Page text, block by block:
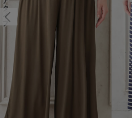
マタニティ アウター（コート）・ママコート
産褥ショーツ
骨盤・マタニティベルト （妊娠中・産後）
産後 ガードル インナー
マタニティ 腹巻き
【アウトレット】インナー
【アウトレット】ベビー
冷房対策
接触冷感素材
Tシャツブラ
ブラトップ
親子セット